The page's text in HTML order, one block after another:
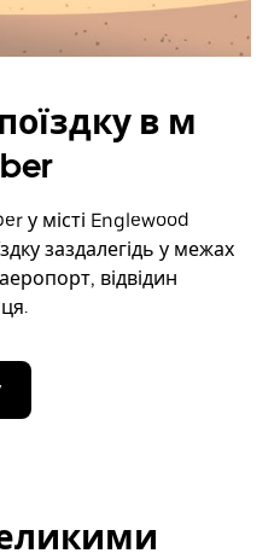
в м
у місті Englewood
заздалегідь у межах
відвідин